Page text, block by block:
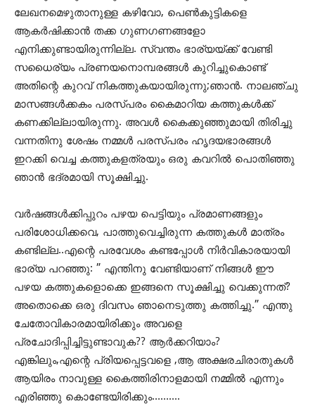
ലേഖനമെഴുതാനുള്ള കഴിവോ, പെൺകുട്ടികളെ
ആകർഷിക്കാൻ തക്ക ഗുണഗണങ്ങളോ
എനിക്കുണ്ടായിരുന്നില്ല. സ്വന്തം ഭാര്യയ്ക്ക് വേണ്ടി
സധൈര്യം പ്രണയനൊമ്പരങ്ങൾ കുറിച്ചുകൊണ്ട്
അതിന്റെ കുറവ് നികത്തുകയായിരുന്നു;ഞാൻ. നാലഞ്ചു
മാസങ്ങൾക്കകം പരസ്പരം കൈമാറിയ കത്തുകൾക്ക്
കണക്കില്ലായിരുന്നു. അവൾ കൈക്കുഞ്ഞുമായി തിരിച്ചു
വന്നതിനു ശേഷം നമ്മൾ പരസ്പരം ഹൃദയഭാരങ്ങൾ
ഇറക്കി വെച്ച കത്തുകളത്രയും ഒരു കവറിൽ പൊതിഞ്ഞു
ഞാൻ ഭദ്രമായി സൂക്ഷിച്ചു.
വർഷങ്ങൾക്കിപ്പുറം പഴയ പെട്ടിയും പ്രമാണങ്ങളും
പരിശോധിക്കവെ, പാത്തുവെച്ചിരുന്ന കത്തുകൾ മാത്രം
കണ്ടില്ല..എന്റെ പരവേശം കണ്ടപ്പോൾ നിർവികാരയായി
ഭാര്യ പറഞ്ഞു: ” എന്തിനു വേണ്ടിയാണ് നിങ്ങൾ ഈ
പഴയ കത്തുകളൊക്കെ ഇങ്ങനെ സൂക്ഷിച്ചു വെക്കുന്നത്?
അതൊക്കെ ഒരു ദിവസം ഞാനെടുത്തു കത്തിച്ചു.” എന്തു
ചേതോവികാരമായിരിക്കും അവളെ
പ്രചോദിപ്പിച്ചിട്ടുണ്ടാവുക?? ആർക്കറിയാം?
എങ്കിലും,എന്റെ പ്രിയപ്പെട്ടവളെ ,ആ അക്ഷരചിരാതുകൾ
ആയിരം നാവുള്ള കൈത്തിരിനാളമായി നമ്മിൽ എന്നും
എരിഞ്ഞു കൊണ്ടേയിരിക്കും……….